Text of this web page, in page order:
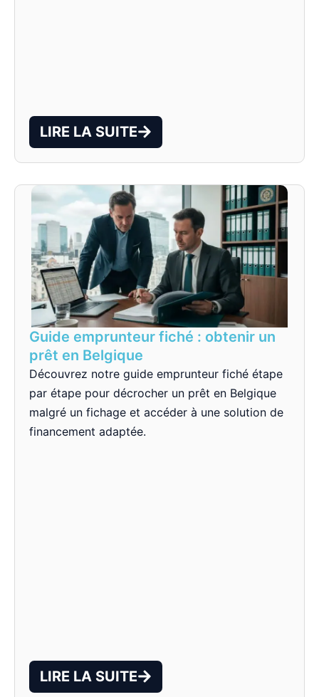
LIRE LA SUITE
Guide emprunteur fiché : obtenir un
prêt en Belgique
Découvrez notre guide emprunteur fiché étape
par étape pour décrocher un prêt en Belgique
malgré un fichage et accéder à une solution de
financement adaptée.
LIRE LA SUITE